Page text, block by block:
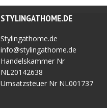
STYLINGATHOME.DE
Stylingathome.de
info@stylingathome.de
Handelskammer Nr
NL20142638
Umsatzsteuer Nr NL001737